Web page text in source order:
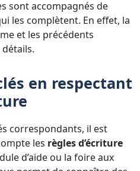
sont accompagnés de
les complètent. En effet, la
et les précédents
en respectant
correspondants, il est
les règles d’écriture
d’aide ou la foire aux